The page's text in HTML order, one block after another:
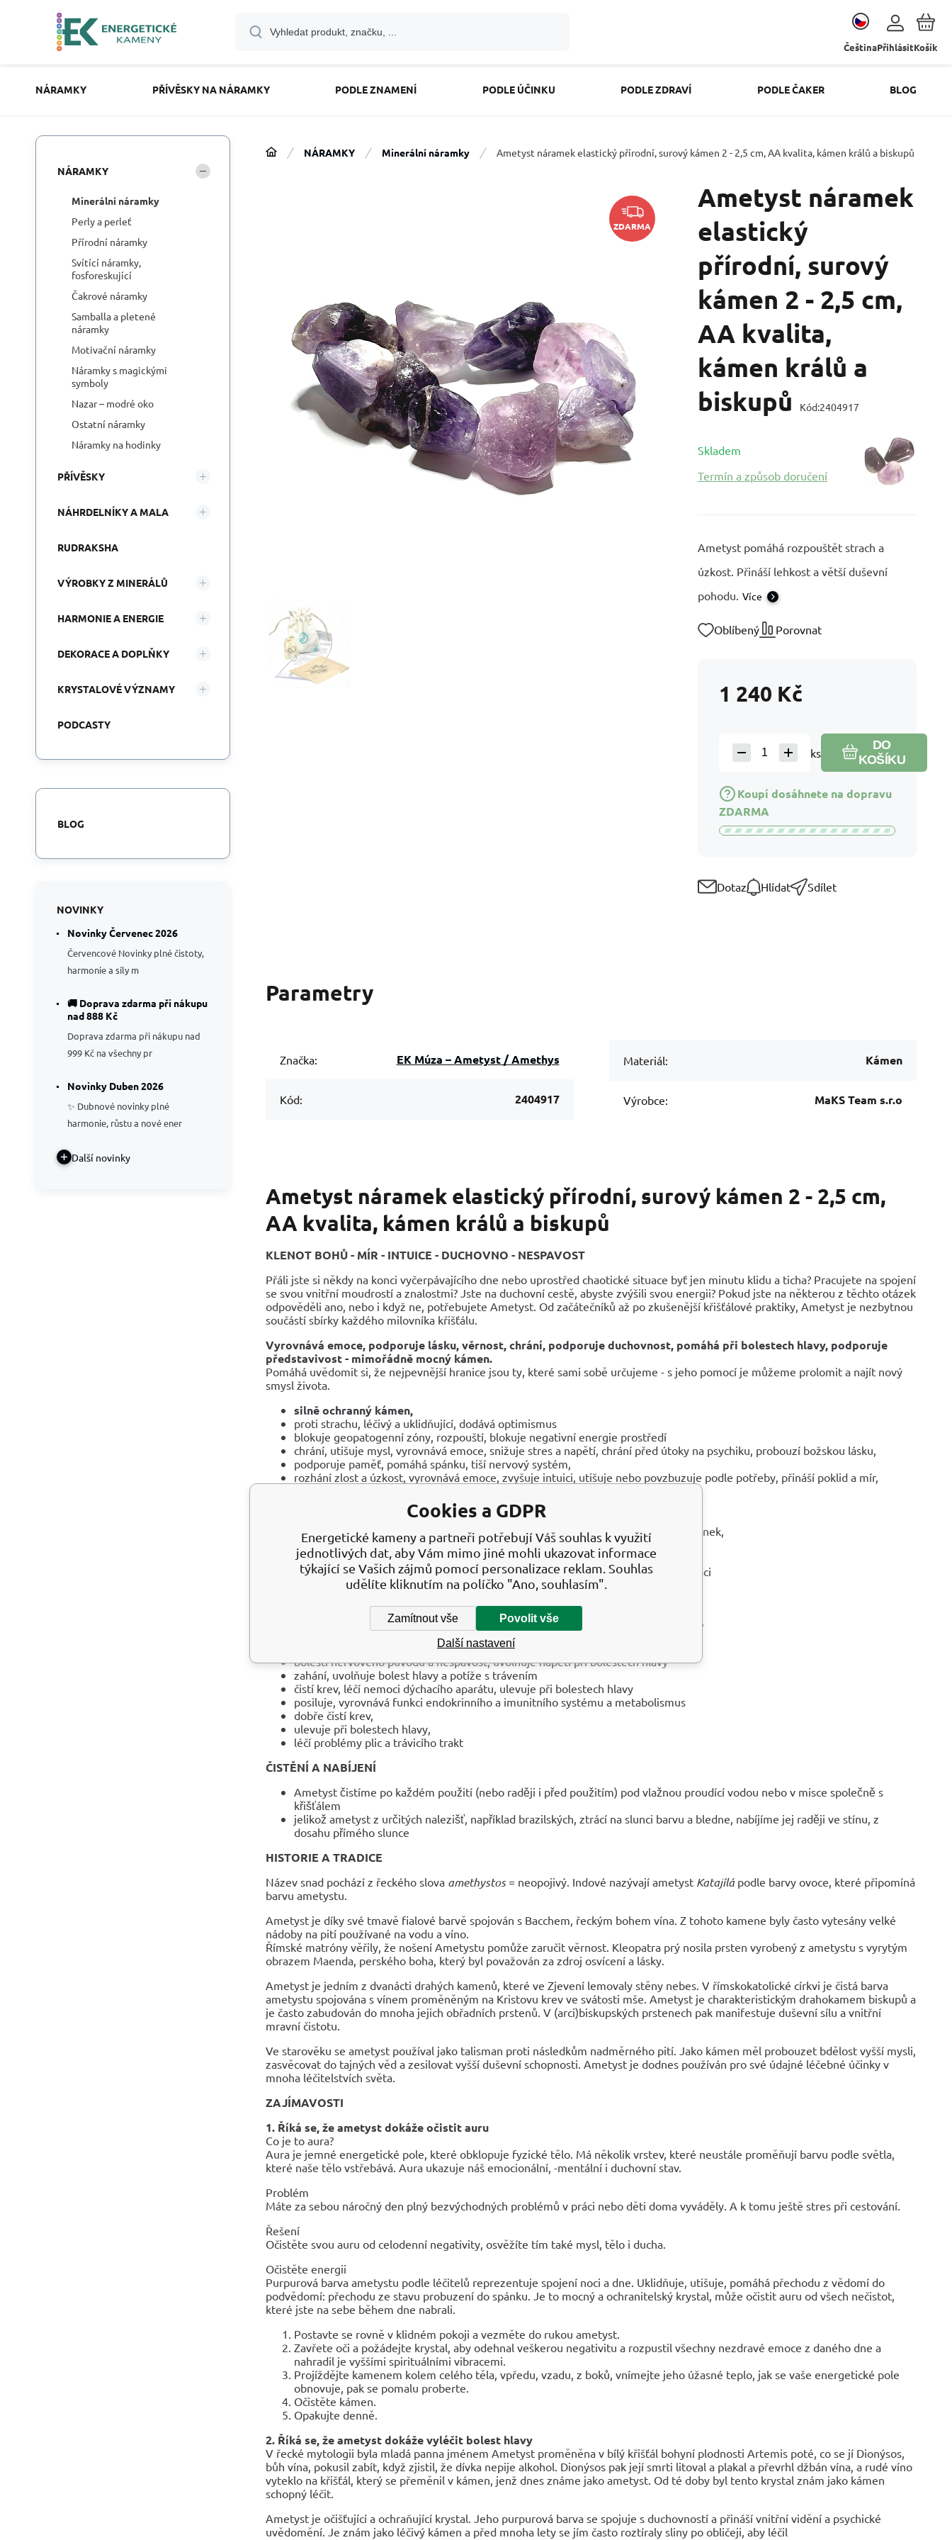
ČeštinaPřihlásitKošík
NÁRAMKY PŘÍVĚSKY NA NÁRAMKY PODLE ZNAMENÍ PODLE ÚČINKU PODLE ZDRAVÍ PODLE ČAKER BLOG
NÁRAMKY Minerální náramky Ametyst náramek elastický přírodní, surový kámen 2 - 2,5 cm, AA kvalita, kámen králů a biskupů
ZDARMA
Ametyst náramek
elastický
přírodní, surový
kámen 2 - 2,5 cm,
AA kvalita,
kámen králů a
biskupů
Kód:2404917
Skladem
Termín a způsob doručení
Ametyst pomáhá rozpouštět strach a
úzkost. Přináší lehkost a větší duševní
pohodu. Více
Oblíbený Porovnat
1 240 Kč
ks
DO
KOŠÍKU
Koupí dosáhnete na dopravu
ZDARMA
Dotaz Hlídat Sdílet
Parametry
Značka: EK Múza – Ametyst / Amethys
Kód: 2404917
Materiál: Kámen
Výrobce: MaKS Team s.r.o
Ametyst náramek elastický přírodní, surový kámen 2 - 2,5 cm,
AA kvalita, kámen králů a biskupů
KLENOT BOHŮ - MÍR - INTUICE - DUCHOVNO - NESPAVOST
Přáli jste si někdy na konci vyčerpávajícího dne nebo uprostřed chaotické situace byť jen minutu klidu a ticha? Pracujete na spojení
se svou vnitřní moudrostí a znalostmi? Jste na duchovní cestě, abyste zvýšili svou energii? Pokud jste na některou z těchto otázek
odpověděli ano, nebo i když ne, potřebujete Ametyst. Od začátečníků až po zkušenější křišťálové praktiky, Ametyst je nezbytnou
součástí sbírky každého milovníka křišťálu.
Vyrovnává emoce, podporuje lásku, věrnost, chrání, podporuje duchovnost, pomáhá při bolestech hlavy, podporuje
představivost - mimořádně mocný kámen.
Pomáhá uvědomit si, že nejpevnější hranice jsou ty, které sami sobě určujeme - s jeho pomocí je můžeme prolomit a najít nový
smysl života.
silně ochranný kámen,
proti strachu, léčivý a uklidňující, dodává optimismus
blokuje geopatogenní zóny, rozpouští, blokuje negativní energie prostředí
chrání, utišuje mysl, vyrovnává emoce, snižuje stres a napětí, chrání před útoky na psychiku, probouzí božskou lásku,
podporuje paměť, pomáhá spánku, tiší nervový systém,
rozhání zlost a úzkost, vyrovnává emoce, zvyšuje intuici, utišuje nebo povzbuzuje podle potřeby, přináší poklid a mír,
posiluje lásku, věrnost, duchovní moudrost, zvyšuje intuici
odhání negativní pocity
vylepšuje, posiluje paměť, zvyšuje motivaci, pomáhá soustředění a stabilitě myšlenek,
krystaldodává svémunositeli odvahua jeochranným amuletem poutníků
rozpouští obavy a úzkost, utišuje nadměrně aktivní mysl,
má vysoké spirituální vibrace, podporuje představivost - ideální krystal pro meditaci
spojuje se se zvýšením aktivity pravé části mozku, fungováním hypofýzy a šišinky,
bolesti nervového původu a nespavost, uvolňuje napětí při bolestech hlavy
zahání, uvolňuje bolest hlavy a potíže s trávením
čistí krev, léčí nemoci dýchacího aparátu, ulevuje při bolestech hlavy
posiluje, vyrovnává funkci endokrinního a imunitního systému a metabolismus
dobře čistí krev,
ulevuje při bolestech hlavy,
léčí problémy plic a trávicího trakt
ČISTĚNÍ A NABÍJENÍ
Ametyst čistíme po každém použití (nebo raději i před použitím) pod vlažnou proudící vodou nebo v misce společně s
křišťálem
jelikož ametyst z určitých nalezišť, například brazilských, ztrácí na slunci barvu a bledne, nabíjíme jej raději ve stínu, z
dosahu přímého slunce
HISTORIE A TRADICE
Název snad pochází z řeckého slova amethystos= neopojivý. Indové nazývají ametyst Katajílápodle barvy ovoce, které připomíná
barvu ametystu.
Ametyst je díky své tmavě fialové barvě spojován s Bacchem, řeckým bohem vína. Z tohoto kamene byly často vytesány velké
nádoby na pití používané na vodu a víno.
Římské matróny věřily, že nošení Ametystu pomůže zaručit věrnost. Kleopatra prý nosila prsten vyrobený z ametystu s vyrytým
obrazem Maenda, perského boha, který byl považován za zdroj osvícení a lásky.
Ametyst je jedním z dvanácti drahých kamenů, které ve Zjevení lemovaly stěny nebes. V římskokatolické církvi je čistá barva
ametystu spojována s vínem proměněným na Kristovu krev ve svátosti mše. Ametyst je charakteristickým drahokamem biskupů a
je často zabudován do mnoha jejich obřadních prstenů. V (arci)biskupských prstenech pak manifestuje duševní sílu a vnitřní
mravní čistotu.
Ve starověku se ametyst používal jako talisman proti následkům nadměrného pití. Jako kámen měl probouzet bdělost vyšší mysli,
zasvěcovat do tajných věd a zesilovat vyšší duševní schopnosti. Ametyst je dodnes používán pro své údajné léčebné účinky v
mnoha léčitelstvích světa.
ZAJÍMAVOSTI
1. Říká se, že ametyst dokáže očistit auru
Co je to aura?
Aura je jemné energetické pole, které obklopuje fyzické tělo. Má několik vrstev, které neustále proměňují barvu podle světla,
které naše tělo vstřebává. Aura ukazuje náš emocionální, -mentální i duchovní stav.
Problém
Máte za sebou náročný den plný bezvýchodných problémů v práci nebo děti doma vyváděly. A k tomu ještě stres při cestování.
Řešení
Očistěte svou auru od celodenní negativity, osvěžíte tím také mysl, tělo i ducha.
Očistěte energii
Purpurová barva ametystu podle léčitelů reprezentuje spojení noci a dne. Uklidňuje, utišuje, pomáhá přechodu z vědomí do
podvědomí: přechodu ze stavu probuzení do spánku. Je to mocný a ochranitelský krystal, může očistit auru od všech nečistot,
které jste na sebe během dne nabrali.
Postavte se rovně v klidném pokoji a vezměte do rukou ametyst.
Zavřete oči a požádejte krystal, aby odehnal veškerou negativitu a rozpustil všechny nezdravé emoce z daného dne a
nahradil je vyššími spirituálními vibracemi.
Projíždějte kamenem kolem celého těla, vpředu, vzadu, z boků, vnímejte jeho úžasné teplo, jak se vaše energetické pole
obnovuje, pak se pomalu proberte.
Očistěte kámen.
Opakujte denně.
2. Říká se, že ametyst dokáže vyléčit bolest hlavy
V řecké mytologii byla mladá panna jménem Ametyst proměněna v bílý křišťál bohyní plodnosti Artemis poté, co se jí Dionýsos,
bůh vína, pokusil zabít, když zjistil, že dívka nepije alkohol. Dionýsos pak její smrti litoval a plakal a převrhl džbán vína, a rudé víno
vyteklo na křišťál, který se přeměnil v kámen, jenž dnes známe jako ametyst. Od té doby byl tento krystal znám jako kámen
schopný léčit.
Ametyst je očišťující a ochraňující krystal. Jeho purpurová barva se spojuje s duchovností a přináší vnitřní vidění a psychické
uvědomění. Je znám jako léčivý kámen a před mnoha lety se jím často roztíraly sliny po obličeji, aby léčil
NÁRAMKY
Minerální náramky
Perly a perleť
Přírodní náramky
Svítící náramky,
fosforeskující
Čakrové náramky
Samballa a pletené
náramky
Motivační náramky
Náramky s magickými
symboly
Nazar – modré oko
Ostatní náramky
Náramky na hodinky
PŘÍVĚSKY
NÁHRDELNÍKY A MALA
RUDRAKSHA
VÝROBKY Z MINERÁLŮ
HARMONIE A ENERGIE
DEKORACE A DOPLŇKY
KRYSTALOVÉ VÝZNAMY
PODCASTY
BLOG
NOVINKY
Novinky Červenec 2026
Červencové Novinky plné čistoty,
harmonie a síly m
🚚 Doprava zdarma při nákupu
nad 888 Kč
Doprava zdarma při nákupu nad
999 Kč na všechny pr
Novinky Duben 2026
✨ Dubnové novinky plné
harmonie, růstu a nové ener
Další novinky
Cookies a GDPR
Energetické kameny a partneři potřebují Váš souhlas k využití
jednotlivých dat, aby Vám mimo jiné mohli ukazovat informace
týkající se Vašich zájmů pomocí personalizace reklam. Souhlas
udělíte kliknutím na políčko "Ano, souhlasím".
Zamítnout vše Povolit vše
Další nastavení